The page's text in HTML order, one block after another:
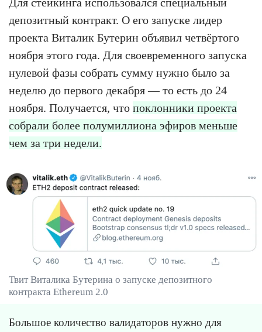
Для стейкинга использовался специальный
депозитный контракт. О его запуске лидер
проекта Виталик Бутерин объявил четвёртого
ноября этого года. Для своевременного запуска
нулевой фазы собрать сумму нужно было за
неделю до первого декабря — то есть до 24
ноября. Получается, что поклонники проекта
собрали более полумиллиона эфиров меньше
чем за три недели.
Твит Виталика Бутерина о запуске депозитного
контракта Ethereum 2.0
Большое количество валидаторов нужно для